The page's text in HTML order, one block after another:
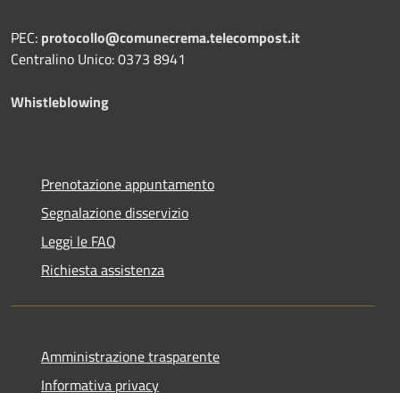
PEC: protocollo@comunecrema.telecompost.it
Centralino Unico: 0373 8941
Whistleblowing
Prenotazione appuntamento
Segnalazione disservizio
Leggi le FAQ
Richiesta assistenza
Amministrazione trasparente
Informativa privacy